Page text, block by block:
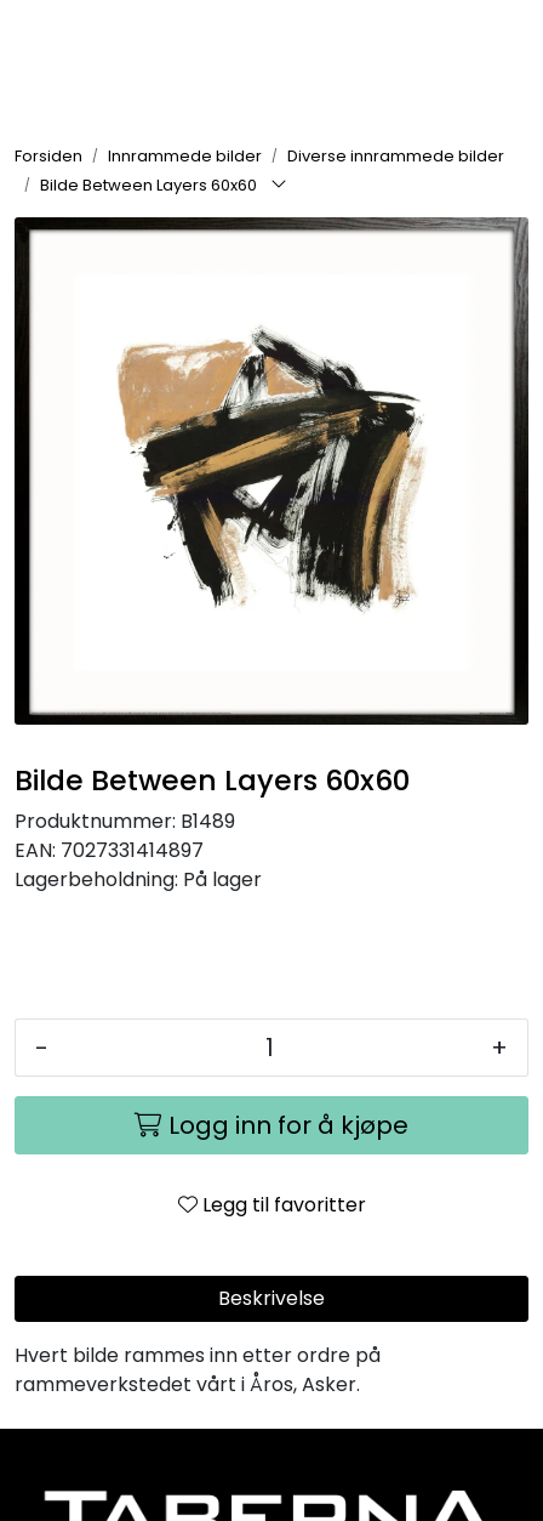
Forsiden Innrammede bilder
Diverse innrammede bilder
Bilde Between Layers 60x60
Bilde Between Layers 60x60
Produktnummer: B1489
EAN: 7027331414897
Lagerbeholdning: På lager
- +
Logg inn for å kjøpe
Legg til favoritter
Beskrivelse
Hvert bilde rammes inn etter ordre på
rammeverkstedet vårt i Åros, Asker.
Passepartout
Tilbehør til innramming